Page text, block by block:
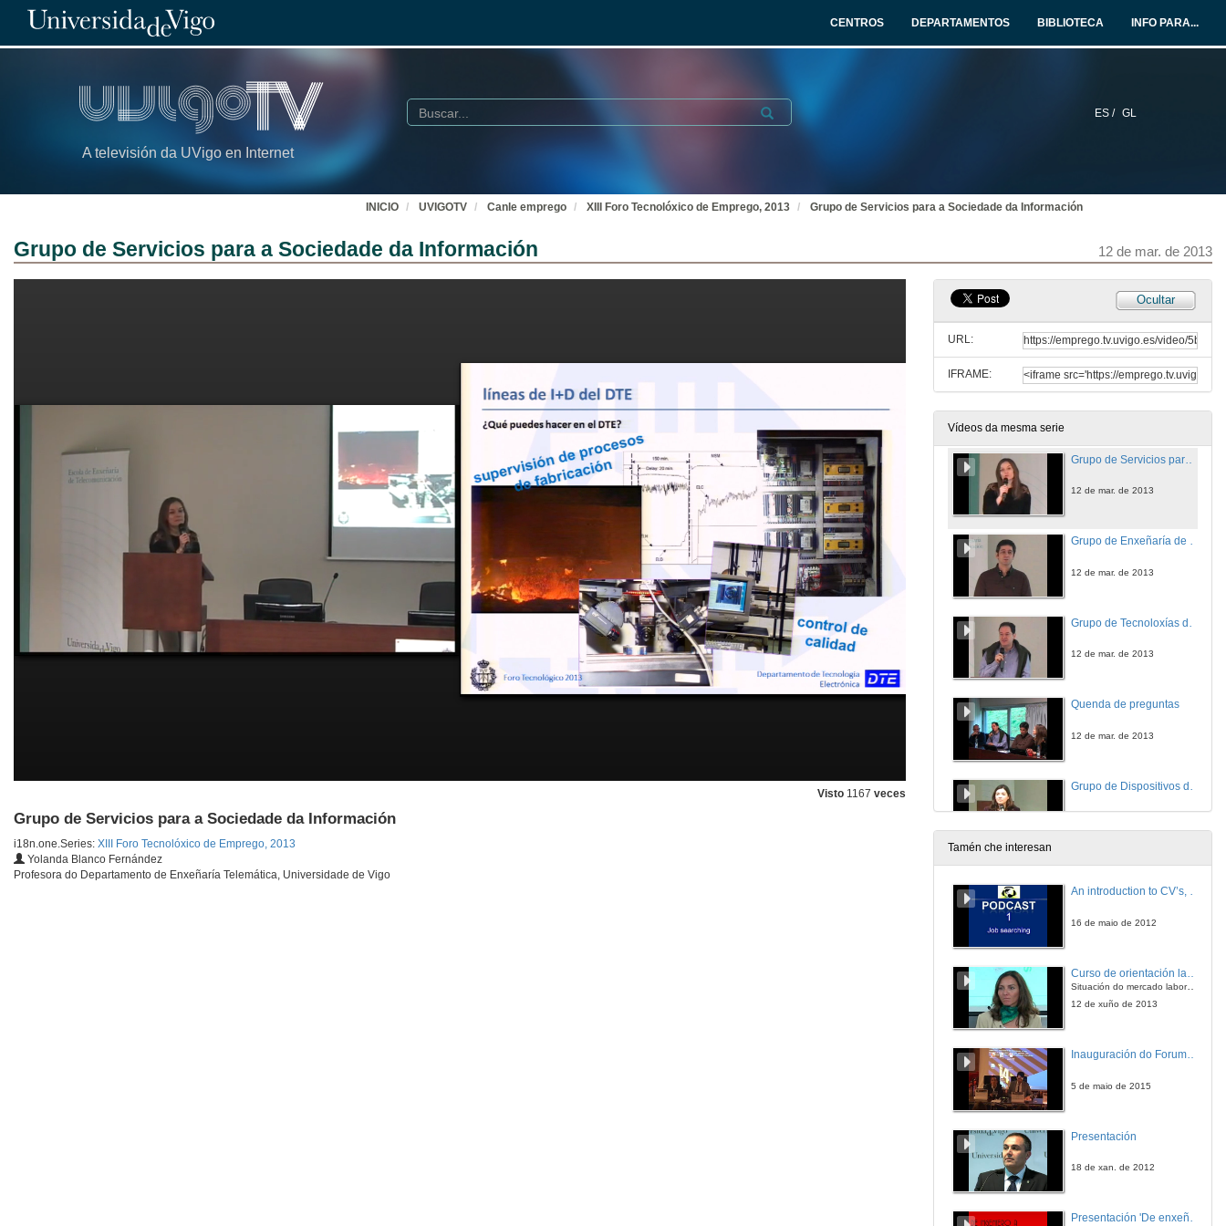
CENTROS DEPARTAMENTOS BIBLIOTECA INFO PARA...
A televisión da UVigo en Internet
ES / GL
Buscar Submit
INICIO UVIGOTV Canle emprego XIII Foro Tecnolóxico de Emprego, 2013 Grupo de Servicios para a Sociedade da Información
Grupo de Servicios para a Sociedade da Información 12 de mar. de 2013
Visto 1167 veces
Grupo de Servicios para a Sociedade da Información
i18n.one.Series: XIII Foro Tecnolóxico de Emprego, 2013
Yolanda Blanco Fernández
Profesora do Departamento de Enxeñaría Telemática, Universidade de Vigo
Ocultar
URL:
IFRAME:
Vídeos da mesma serie
Presentación
12 de mar. de 2013
Departamento de Tecnoloxía Electrónica
Grupo de Laboratorio de Redes
12 de mar. de 2013
12 de mar. de 2013
Grupo de Enxeñaría de Sistemas Telemáticos
12 de mar. de 2013
12 de mar. de 2013
Quenda de preguntas
12 de mar. de 2013
Grupo de Sistemas de Radio
12 de mar. de 2013
13 de mar. de 2013
14 de mar. de 2013
Tamén che interesan
An introduction to CV’s, letters, and job searching
16 de maio de 2012
Situación do mercado laboral. Da Universidade ao mundo laboral. Oportunidades de traballo e emprego.
12 de xuño de 2013
Inauguración do ForumEmprego: Dª Emilia Seoane
5 de maio de 2015
Presentación
18 de xan. de 2012
Presentación 'De enxeñeiro a emprendedor, unha transformación posible'.